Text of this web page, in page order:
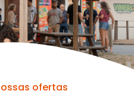
ofertas